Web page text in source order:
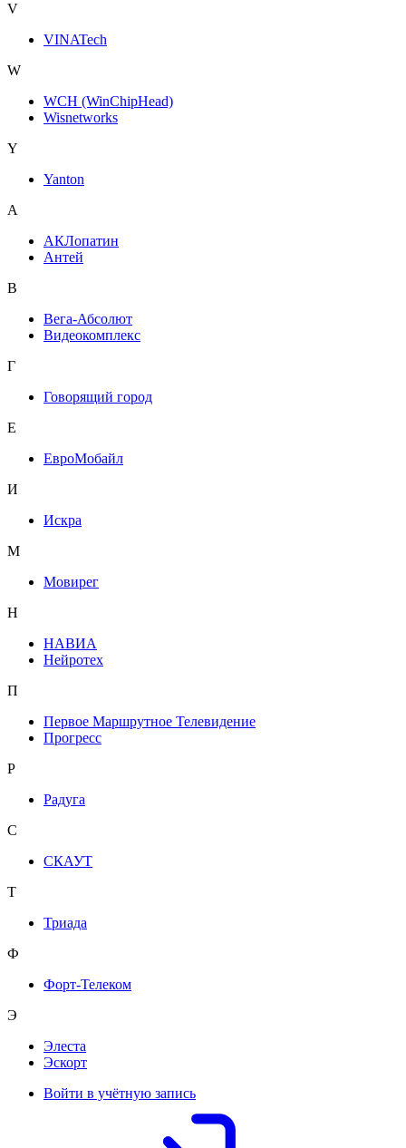
V
VINATech
W
WCH (WinChipHead)
Wisnetworks
Y
Yanton
А
АКЛопатин
Антей
В
Вега-Абсолют
Видеокомплекс
Г
Говорящий город
Е
ЕвроМобайл
И
Искра
М
Мовирег
Н
НАВИА
Нейротех
П
Первое Маршрутное Телевидение
Прогресс
Р
Радуга
С
СКАУТ
Т
Триада
Ф
Форт-Телеком
Э
Элеста
Эскорт
Войти в учётную запись